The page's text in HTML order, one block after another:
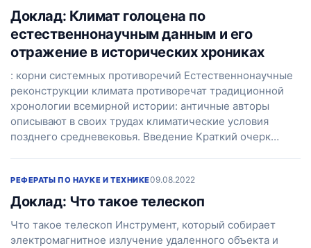
Доклад: Климат голоцена по
естественнонаучным данным и его
отражение в исторических хрониках
: корни системных противоречий Естественнонаучные
реконструкции климата противоречат традиционной
хронологии всемирной истории: античные авторы
описывают в своих трудах климатические условия
позднего средневековья. Введение Краткий очерк…
РЕФЕРАТЫ ПО НАУКЕ И ТЕХНИКЕ09.08.2022
Доклад: Что такое телескоп
Что такое телескоп Инструмент, который собирает
электромагнитное излучение удаленного объекта и